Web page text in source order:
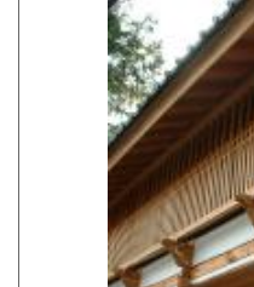
600円
600円
600円
600円